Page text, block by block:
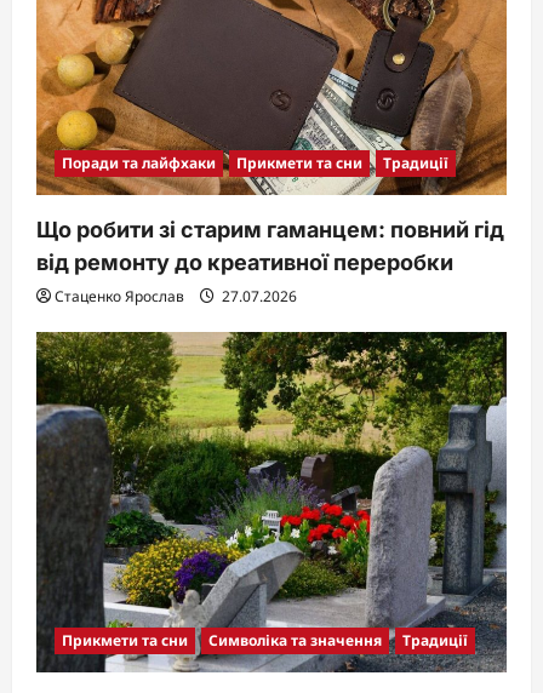
Поради та лайфхаки Прикмети та сни Традиції
Що робити зі старим гаманцем: повний гід
від ремонту до креативної переробки
Стаценко Ярослав 27.07.2026
Прикмети та сни Символіка та значення Традиції